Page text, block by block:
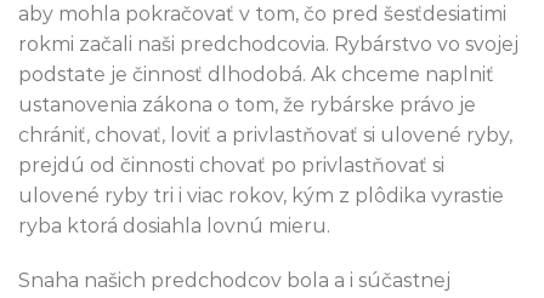
aby mohla pokračovať v tom, čo pred šesťdesiatimi
rokmi začali naši predchodcovia. Rybárstvo vo svojej
podstate je činnosť dlhodobá. Ak chceme naplniť
ustanovenia zákona o tom, že rybárske právo je
chrániť, chovať, loviť a privlastňovať si ulovené ryby,
prejdú od činnosti chovať po privlastňovať si
ulovené ryby tri i viac rokov, kým z plôdika vyrastie
ryba ktorá dosiahla lovnú mieru.
Snaha našich predchodcov bola a i súčastnej